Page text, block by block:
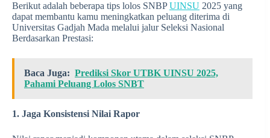
Berikut adalah beberapa tips lolos SNBPUINSU 2025 yang
dapat membantu kamu meningkatkan peluang diterima di
Universitas Gadjah Mada melalui jalur Seleksi Nasional
Berdasarkan Prestasi:
Baca Juga: Prediksi Skor UTBK UINSU 2025,
Pahami Peluang Lolos SNBT
1. Jaga Konsistensi Nilai Rapor